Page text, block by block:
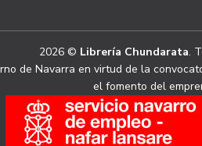
2026 © Librería Chundarata.
de Navarra en virtud de la
el fomento del